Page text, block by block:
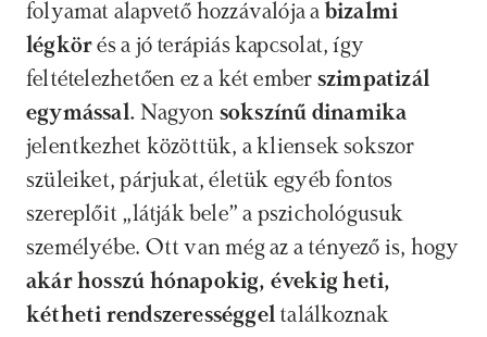
folyamat alapvető hozzávalója a bizalmi
légkör és a jó terápiás kapcsolat, így
feltételezhetően ez a két ember szimpatizál
egymással. Nagyon
jelentkezhet közöttük, a kliensek sokszor
szüleiket, párjukat, életük egyéb fontos
szereplőit „látják bele” a pszichológusuk
akár hosszú hónapokig, évekig heti,
kétheti rendszerességgel találkoznak